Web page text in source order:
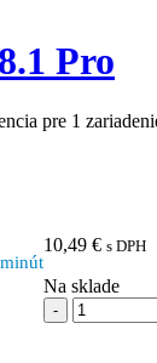
Pro
pre 1
10,49 € s DPH
Na sklade